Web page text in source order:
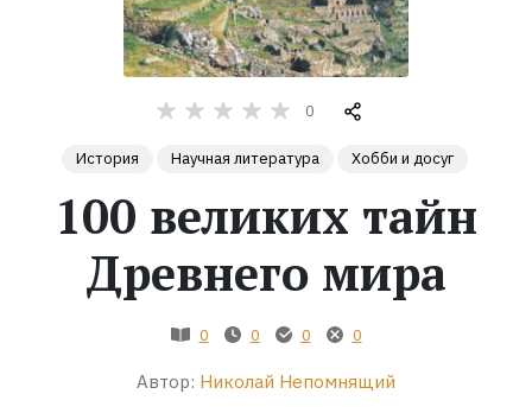
Серии
Экранизации
Коллекции
0
История Научная литература Хобби и досуг
100 великих тайн
Древнего мира
0 0 0 0
Автор: Николай Непомнящий